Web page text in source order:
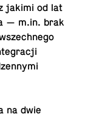
jakimi od lat
— m.​in. brak
na dwie